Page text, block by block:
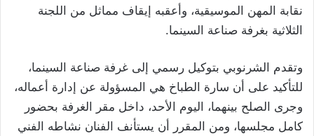
نقابة المهن الموسيقية، وأعقبه إيقاف مماثل من اللجنة
الثلاثية بغرفة صناعة السينما.
وتقدم الشرنوبي بتوكيل رسمي إلى غرفة صناعة السينما،
للتأكيد على أن سارة الطباخ هي المسؤولة عن إدارة أعماله،
وجرى الصلح بينهما، اليوم الأحد، داخل مقر الغرفة بحضور
كامل مجلسها، ومن المقرر أن يستأنف الفنان نشاطه الفني